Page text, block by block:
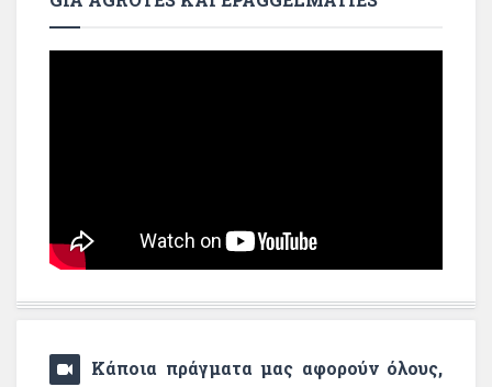
Κάποια πράγματα μας αφορούν όλους,